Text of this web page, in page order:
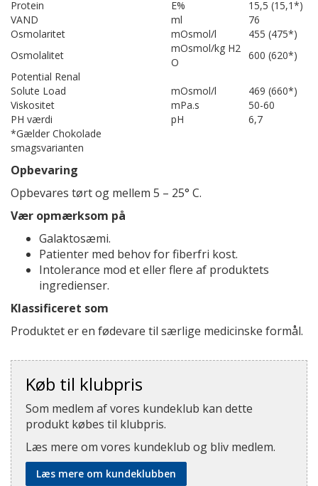
Protein E%
15,5 (15,1*)
VAND
ml
76
Osmolaritet
mOsmol/l
455 (475*)
Osmolalitet
mOsmol/kg H2
O
600 (620*)
Potential Renal
Solute Load
mOsmol/l
469 (660*)
Viskositet
mPa.s
50-60
PH værdi
pH
6,7
*Gælder Chokolade
smagsvarianten
Opbevaring
Opbevares tørt og mellem 5 – 25° C.
Vær opmærksom på
Galaktosæmi.
Patienter med behov for fiberfri kost.
Intolerance mod et eller flere af produktets
ingredienser.
Klassificeret som
Produktet er en fødevare til særlige medicinske formål.
Køb til klubpris
Som medlem af vores kundeklub kan dette
produkt købes til klubpris.
Læs mere om vores kundeklub og bliv medlem.
Læs mere om kundeklubben